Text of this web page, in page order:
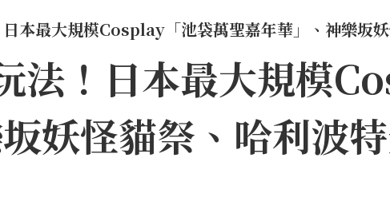
本最大規模Cosplay「池袋萬聖嘉年華」、神樂坂
法！日本最大規模
妖怪貓祭、哈利波